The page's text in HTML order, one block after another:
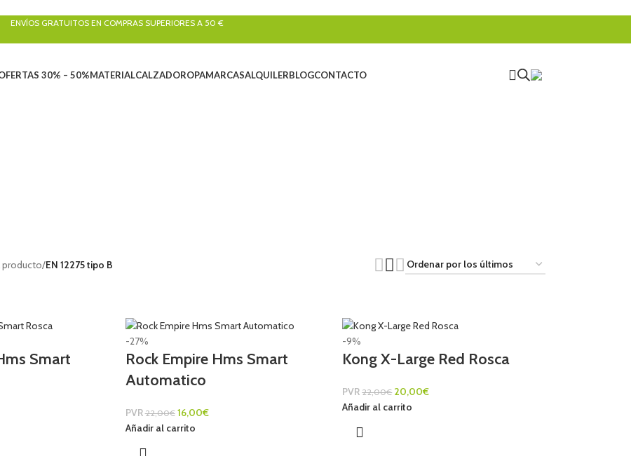
ENVÍOS GRATUITOS EN COMPRAS SUPERIORES A 50 €
30% – 50%MATERIALCALZADOROPAMARCASALQUILERBLOGCONTACTO
producto/EN 12275 tipo B
Smart
-27%
Rock Empire Hms Smart
Automatico
PVR 22,00€ 16,00€
Añadir al carrito
-9%
Kong X-Large Red Rosca
PVR 22,00€ 20,00€
Añadir al carrito